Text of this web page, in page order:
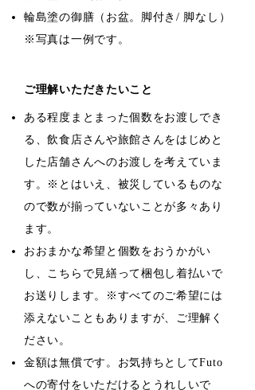
輪島塗の御膳（お盆。脚付き/ 脚なし）
※写真は一例です。
ご理解いただきたいこと
ある程度まとまった個数をお渡しでき
る、飲食店さんや旅館さんをはじめと
した店舗さんへのお渡しを考えていま
す。※とはいえ、被災しているものな
ので数が揃っていないことが多々あり
ます。
おおまかな希望と個数をおうかがい
し、こちらで見繕って梱包し着払いで
お送りします。※すべてのご希望には
添えないこともありますが、ご理解く
ださい。
金額は無償です。お気持ちとしてFuto
への寄付をいただけるとうれしいで